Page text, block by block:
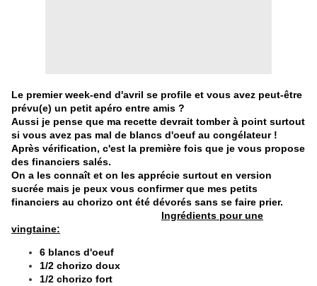
Le premier week-end d'avril se profile et vous avez peut-être
prévu(e) un petit apéro entre amis ?
Aussi je pense que ma recette devrait tomber à point surtout
si vous avez pas mal de blancs d'oeuf au congélateur !
Après vérification, c'est la première fois que je vous propose
des financiers salés.
On a les connaît et on les apprécie surtout en version
sucrée mais je peux vous confirmer que mes petits
financiers au chorizo ont été dévorés sans se faire prier.
Ingrédients pour une
vingtaine:
6 blancs d'oeuf
1/2 chorizo doux
1/2 chorizo fort